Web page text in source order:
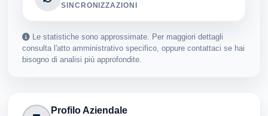
SINCRONIZZAZIONI
Le statistiche sono approssimate. Per maggiori dettagli
consulta l'atto amministrativo specifico, oppure contattaci se hai
bisogno di analisi più approfondite.
Profilo Aziendale